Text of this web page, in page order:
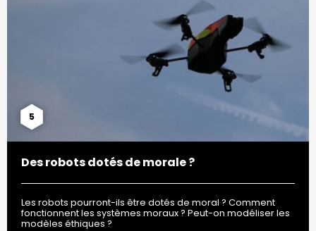
5
Des robots dotés de morale ?
Les robots pourront-ils être dotés de moral ? Comment
fonctionnent les systèmes moraux ? Peut-on modéliser les
modèles éthiques ?